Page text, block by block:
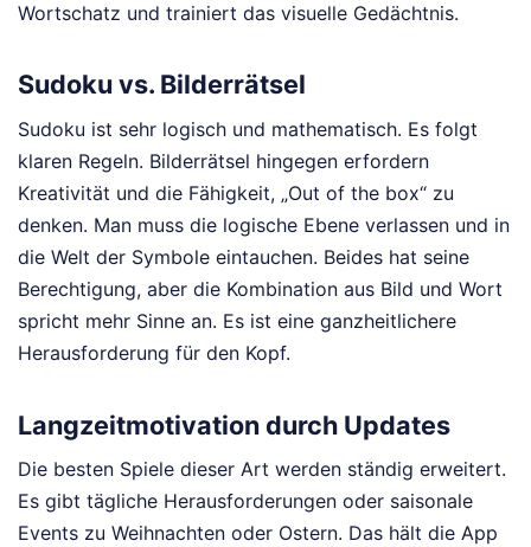
Wortschatz und trainiert das visuelle Gedächtnis.
Sudoku vs. Bilderrätsel
Sudoku ist sehr logisch und mathematisch. Es folgt
klaren Regeln. Bilderrätsel hingegen erfordern
Kreativität und die Fähigkeit, „Out of the box“ zu
denken. Man muss die logische Ebene verlassen und in
die Welt der Symbole eintauchen. Beides hat seine
Berechtigung, aber die Kombination aus Bild und Wort
spricht mehr Sinne an. Es ist eine ganzheitlichere
Herausforderung für den Kopf.
Langzeitmotivation durch Updates
Die besten Spiele dieser Art werden ständig erweitert.
Es gibt tägliche Herausforderungen oder saisonale
Events zu Weihnachten oder Ostern. Das hält die App